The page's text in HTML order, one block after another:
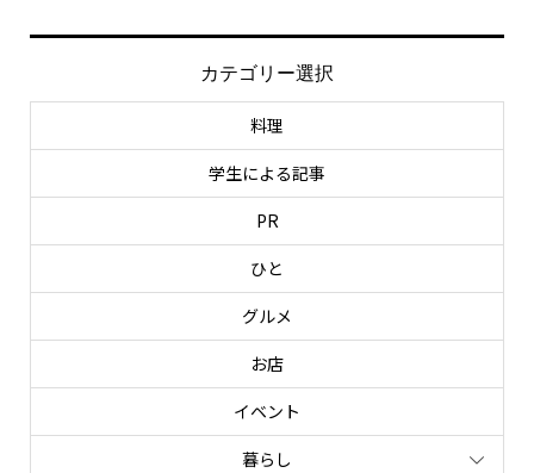
カテゴリー選択
料理
学生による記事
PR
ひと
グルメ
お店
イベント
暮らし